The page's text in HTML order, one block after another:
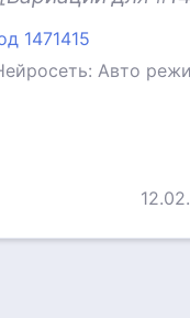
1471415
Авто